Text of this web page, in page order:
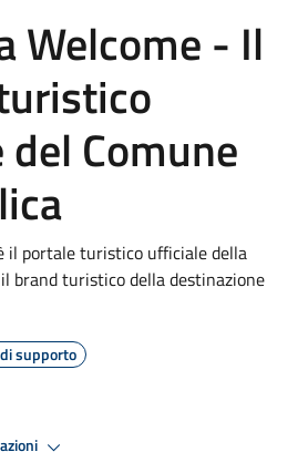
Welcome - Il
Comune
il portale turistico ufficiale della
brand turistico della destinazione
supporto